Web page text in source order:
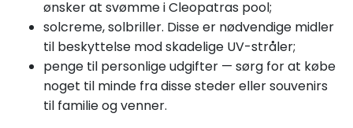
ønsker at svømme i Cleopatras pool;
solcreme, solbriller. Disse er nødvendige midler
til beskyttelse mod skadelige UV-stråler;
penge til personlige udgifter — sørg for at købe
noget til minde fra disse steder eller souvenirs
til familie og venner.